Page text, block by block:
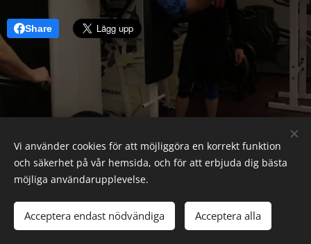
Share
Cookies
Vi använder cookies för att möjliggöra en korrekt funktion
och säkerhet på vår hemsida, och för att erbjuda dig bästa
möjliga användarupplevelse.
Acceptera endast nödvändiga Acceptera alla